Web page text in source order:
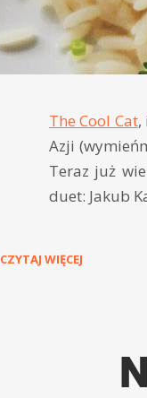
The Cool Cat,
Azji
Teraz już
duet: Jakub
CZYTAJ WIĘCEJ